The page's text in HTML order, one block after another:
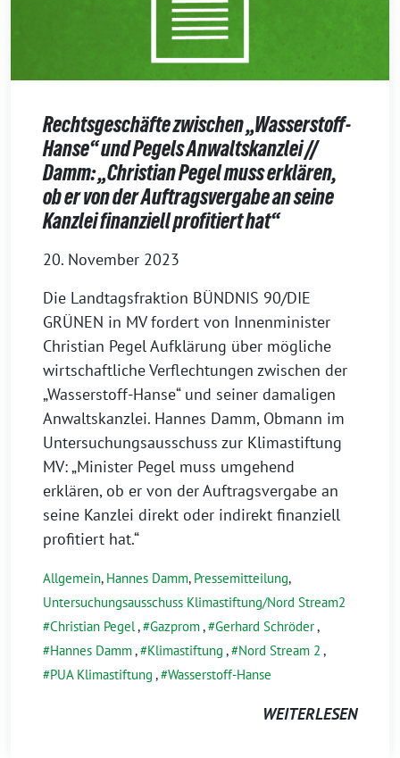
Rechtsgeschäfte zwischen „Wasserstoff-
Hanse“ und Pegels Anwaltskanzlei //
Damm: „Christian Pegel muss erklären,
ob er von der Auftragsvergabe an seine
Kanzlei finanziell profitiert hat“
20. November 2023
Die Landtagsfraktion BÜNDNIS 90/DIE
GRÜNEN in MV fordert von Innenminister
Christian Pegel Aufklärung über mögliche
wirtschaftliche Verflechtungen zwischen der
„Wasserstoff-Hanse“ und seiner damaligen
Anwaltskanzlei. Hannes Damm, Obmann im
Untersuchungsausschuss zur Klimastiftung
MV: „Minister Pegel muss umgehend
erklären, ob er von der Auftragsvergabe an
seine Kanzlei direkt oder indirekt finanziell
profitiert hat.“
Allgemein, Hannes Damm, Pressemitteilung,
Untersuchungsausschuss Klimastiftung/Nord Stream2
Christian Pegel , Gazprom, Gerhard Schröder,
Hannes Damm, Klimastiftung , Nord Stream 2 ,
PUA Klimastiftung , Wasserstoff-Hanse
WEITERLESEN